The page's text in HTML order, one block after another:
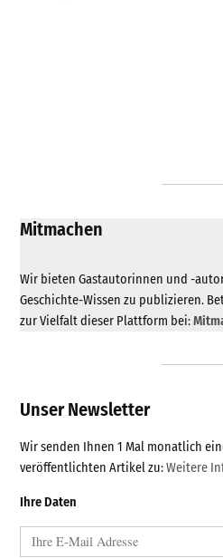
Mitmachen
Wir bieten Gastautorinnen und -
Geschichte-Wissen zu publizieren.
zur Vielfalt dieser Plattform bei:
Unser Newsletter
Wir senden Ihnen 1 Mal monatlich
veröffentlichten Artikel zu:Weitere
Ihre Daten